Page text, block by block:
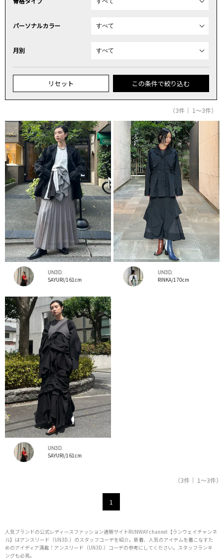
パーソナルカラー
月別
リセット この条件で絞り込む
（3件｜ 1～3件）
UN3D.
SAYURI/161cm
UN3D.
RINKA/170cm
UN3D.
SAYURI/161cm
（3件｜ 1～3件）
1
人気ブランドの公式レディースファッション通販サイトRUNWAY channel【ランウェイチャンネ
ル】はアンスリード（UN3D.）のスタッフコーデを紹介。新着、人気のアイテムを着こなすた
めのアイディア満載！アンスリード（UN3D.）コーデの参考にしてください。スタッフランキ
ングも必見。